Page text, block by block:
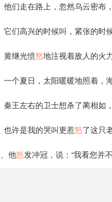
他们走在路上，忽然乌云密布
它们高兴的时候叫，紧张的时
黄继光愤怒地注视着敌人的火
一个夏日，太阳暖暖地照着，
秦王左右的卫士想杀了蔺相如
也许是我的哭叫更惹怒了这只
他怒发冲冠，说：“我看您并